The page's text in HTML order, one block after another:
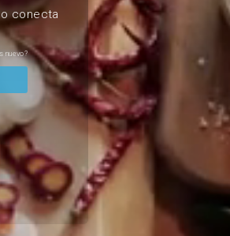
conecta
nuevo?